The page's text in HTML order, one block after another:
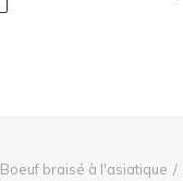
Boeuf braisé à l'asiatique